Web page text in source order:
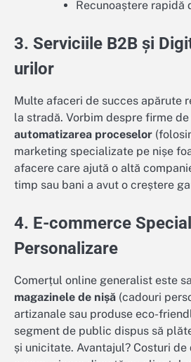
Recunoaștere rapidă
3. Serviciile B2B și
urilor
Multe afaceri de succes apărute
la stradă. Vorbim despre firme
automatizarea proceselor
marketing specializate pe nișe
afacere care ajută o altă
timp sau bani a avut o creștere
4. E-commerce
Personalizare
Comerțul online generalist este
magazinele de nișă (cadouri
artizanale sau produse eco-
segment de public dispus să
și unicitate. Avantajul? Costuri